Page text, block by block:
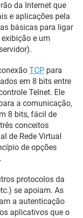
da Internet que
e aplicações pela
básicas para ligar
e um
TCP para
em 8 bits entre
Telnet. Ele
a comunicação,
8 bits, fácil de
conceitos
de Rede Virtual
de opções
protocolos da
se apoiam. As
a autenticação
aplicativos que o